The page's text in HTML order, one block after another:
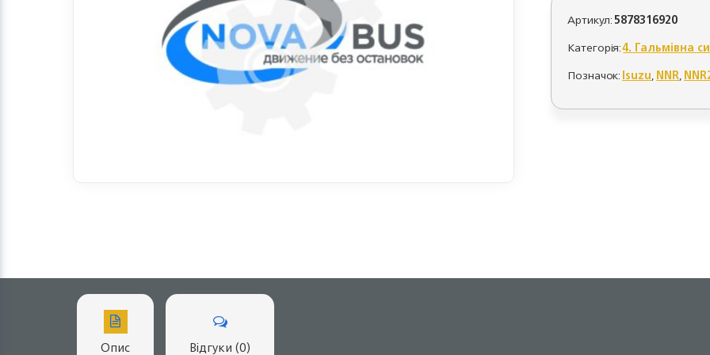
Артикул:5878316920
Категорія:4. Гальмівна
Позначок:Isuzu,NNR,
Опис Відгуки (0)